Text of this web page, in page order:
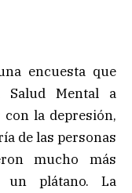
encuesta que
Salud Mental a
la depresión,
de las personas
mucho más
un plátano. La